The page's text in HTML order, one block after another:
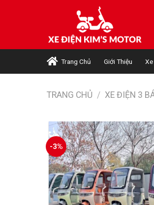
Trang Chủ Giới Thiệu
TRANG CHỦ / XE ĐIỆN 3
-3%